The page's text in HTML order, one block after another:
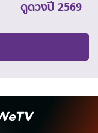
ดูดวงปี 2569